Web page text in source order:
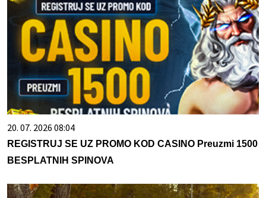
20. 07. 2026 08:04
REGISTRUJ SE UZ PROMO KOD CASINO Preuzmi 1500
BESPLATNIH SPINOVA